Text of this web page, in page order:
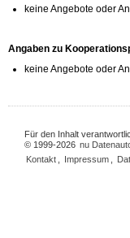
keine Angebote oder
Angaben zu
keine Angebote oder
Für den Inhalt
© 1999-2026 nu
Kontakt
Impressum